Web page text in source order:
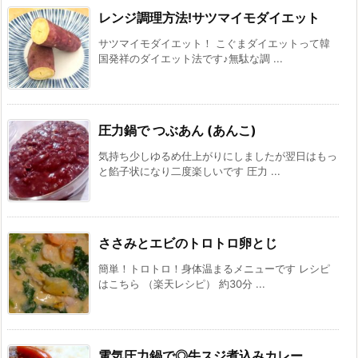
レンジ調理方法!サツマイモダイエット
サツマイモダイエット！ こぐまダイエットって韓
国発祥のダイエット法です♪無駄な調 ...
圧力鍋で つぶあん (あんこ)
気持ち少しゆるめ仕上がりにしましたが翌日はもっ
と餡子状になり二度楽しいです 圧力 ...
ささみとエビのトロトロ卵とじ
簡単！トロトロ！身体温まるメニューです レシピ
はこちら （楽天レシピ） 約30分 ...